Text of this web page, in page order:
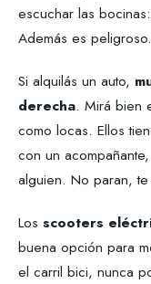
escuchar las
Además es peligroso.
Si alquilás un auto,
derecha. Mirá bien
como locas. Ellos
con un
alguien. No paran,
Los scooters
buena opción para
el carril bici, nunca